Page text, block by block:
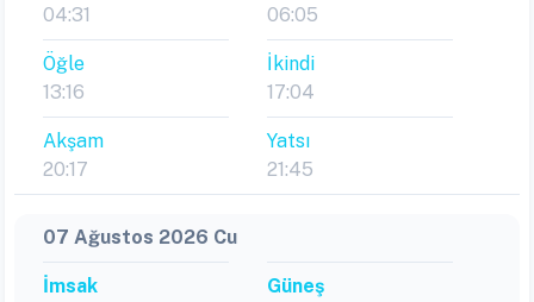
04:31
06:05
Öğle
13:16
İkindi
17:04
Akşam
20:17
Yatsı
21:45
07 Ağustos 2026 Cu
İmsak
Güneş